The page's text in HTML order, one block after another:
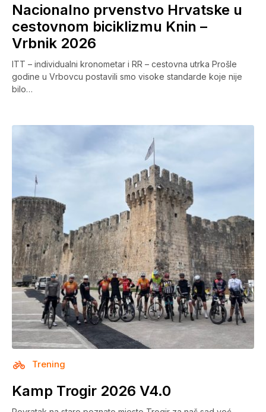
Nacionalno prvenstvo Hrvatske u
cestovnom biciklizmu Knin –
Vrbnik 2026
ITT – individualni kronometar i RR – cestovna utrka Prošle
godine u Vrbovcu postavili smo visoke standarde koje nije
bilo…
Trening
Kamp Trogir 2026 V4.0